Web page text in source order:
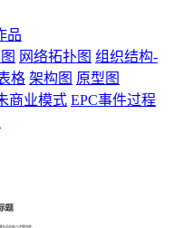
品
网络拓扑图 组织结构-
格 架构图 原型图
商业模式 EPC事件过程